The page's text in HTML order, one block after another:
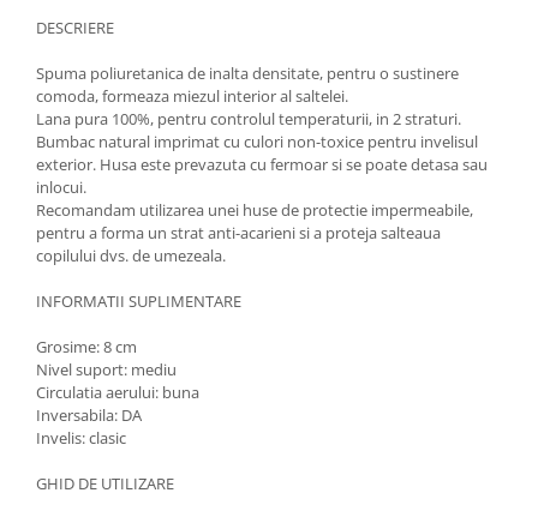
DESCRIERE
Spuma poliuretanica de inalta densitate, pentru o sustinere
comoda, formeaza miezul interior al saltelei.
Lana pura 100%, pentru controlul temperaturii, in 2 straturi.
Bumbac natural imprimat cu culori non-toxice pentru invelisul
exterior. Husa este prevazuta cu fermoar si se poate detasa sau
inlocui.
Recomandam utilizarea unei huse de protectie impermeabile,
pentru a forma un strat anti-acarieni si a proteja salteaua
copilului dvs. de umezeala.
INFORMATII SUPLIMENTARE
Grosime: 8 cm
Nivel suport: mediu
Circulatia aerului: buna
Inversabila: DA
Invelis: clasic
GHID DE UTILIZARE